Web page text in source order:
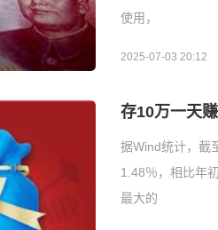
使用，
2025-07-03 20:12
存10万一天
据Wind统计，截
1.48％，相比年
最大的